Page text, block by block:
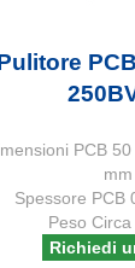
PCB
mm
Spessore PCB
Peso
Richiedi